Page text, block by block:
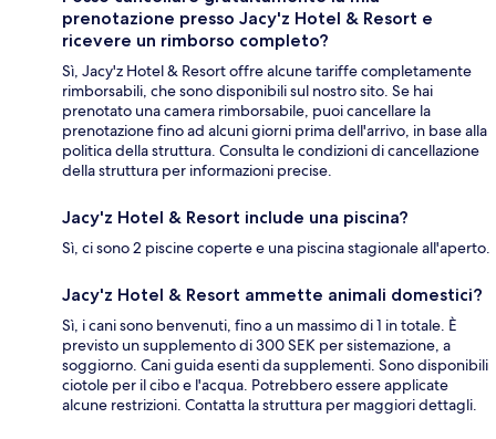
prenotazione presso Jacy'z Hotel & Resort e
ricevere un rimborso completo?
Sì, Jacy'z Hotel & Resort offre alcune tariffe completamente
rimborsabili, che sono disponibili sul nostro sito. Se hai
prenotato una camera rimborsabile, puoi cancellare la
prenotazione fino ad alcuni giorni prima dell'arrivo, in base alla
politica della struttura. Consulta le condizioni di cancellazione
della struttura per informazioni precise.
Jacy'z Hotel & Resort include una piscina?
Sì, ci sono 2 piscine coperte e una piscina stagionale all'aperto.
Jacy'z Hotel & Resort ammette animali domestici?
Sì, i cani sono benvenuti, fino a un massimo di 1 in totale. È
previsto un supplemento di 300 SEK per sistemazione, a
soggiorno. Cani guida esenti da supplementi. Sono disponibili
ciotole per il cibo e l'acqua. Potrebbero essere applicate
alcune restrizioni. Contatta la struttura per maggiori dettagli.